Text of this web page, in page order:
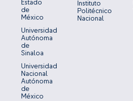
Estado
de
México
Universidad
Autónoma
de
Sinaloa
Universidad
Nacional
Autónoma
de
México
Instituto
Politécnico
Nacional